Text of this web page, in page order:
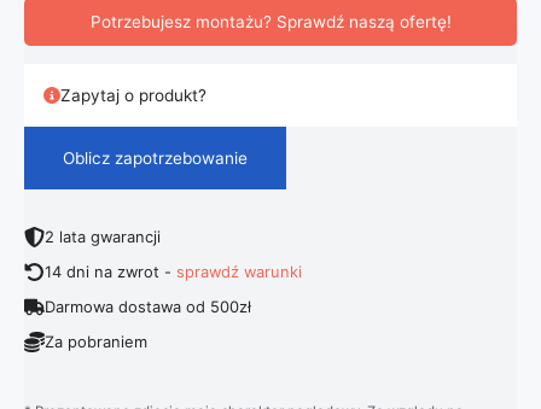
Potrzebujesz montażu? Sprawdź naszą ofertę!
Zapytaj o produkt?
Oblicz zapotrzebowanie
2 lata gwarancji
14 dni na zwrot -sprawdź warunki
Darmowa dostawa od 500zł
Za pobraniem